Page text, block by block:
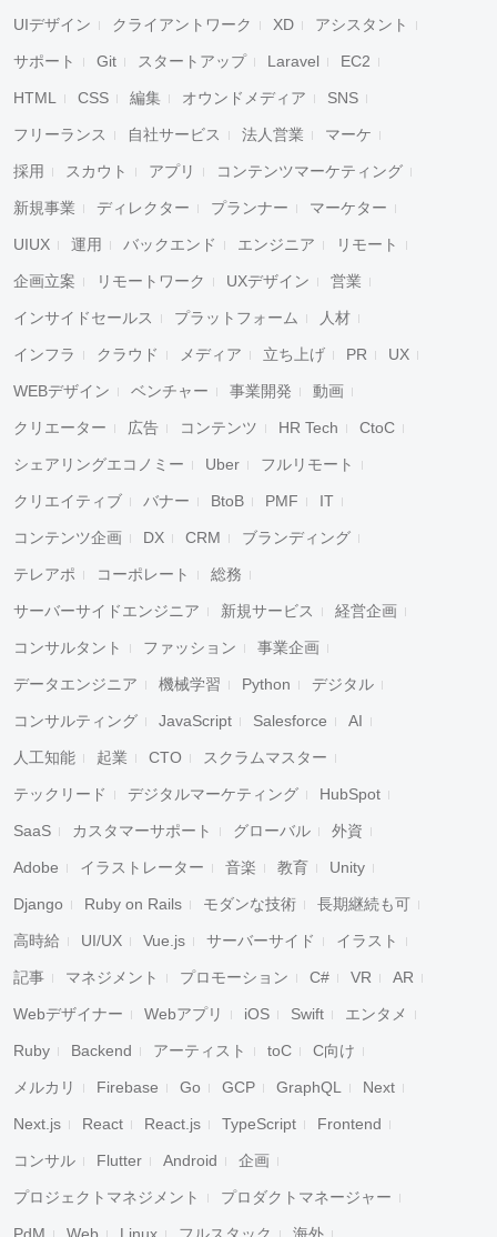
UIデザイン クライアントワーク XD アシスタント
サポート Git スタートアップ Laravel EC2
HTML CSS 編集 オウンドメディア SNS
フリーランス 自社サービス 法人営業 マーケ
採用 スカウト アプリ コンテンツマーケティング
新規事業 ディレクター プランナー マーケター
UIUX 運用 バックエンド エンジニア リモート
企画立案 リモートワーク UXデザイン 営業
インサイドセールス プラットフォーム 人材
インフラ クラウド メディア 立ち上げ PR UX
WEBデザイン ベンチャー 事業開発 動画
クリエーター 広告 コンテンツ HR Tech CtoC
シェアリングエコノミー Uber フルリモート
クリエイティブ バナー BtoB PMF IT
コンテンツ企画 DX CRM ブランディング
テレアポ コーポレート 総務
サーバーサイドエンジニア 新規サービス 経営企画
コンサルタント ファッション 事業企画
データエンジニア 機械学習 Python デジタル
コンサルティング JavaScript Salesforce AI
人工知能 起業 CTO スクラムマスター
テックリード デジタルマーケティング HubSpot
SaaS カスタマーサポート グローバル 外資
Adobe イラストレーター 音楽 教育 Unity
Django Ruby on Rails モダンな技術 長期継続も可
高時給 UI/UX Vue.js サーバーサイド イラスト
記事 マネジメント プロモーション C# VR AR
Webデザイナー Webアプリ iOS Swift エンタメ
Ruby Backend アーティスト toC C向け
メルカリ Firebase Go GCP GraphQL Next
Next.js React React.js TypeScript Frontend
コンサル Flutter Android 企画
プロジェクトマネジメント プロダクトマネージャー